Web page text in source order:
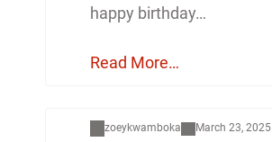
happy birthday…
Read More…
zoeykwamboka March 23, 2025